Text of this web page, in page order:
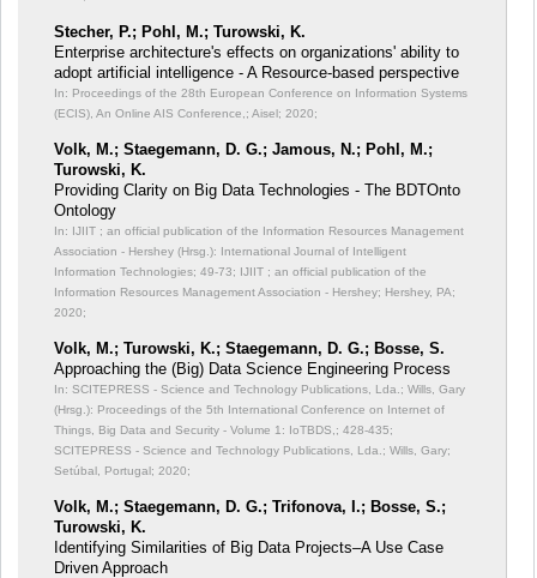
Stecher, P.; Pohl, M.; Turowski, K.
Enterprise architecture's effects on organizations' ability to
adopt artificial intelligence - A Resource-based perspective
In: Proceedings of the 28th European Conference on Information Systems
(ECIS), An Online AIS Conference,; Aisel; 2020;
Volk, M.; Staegemann, D. G.; Jamous, N.; Pohl, M.;
Turowski, K.
Providing Clarity on Big Data Technologies - The BDTOnto
Ontology
In: IJIIT ; an official publication of the Information Resources Management
Association - Hershey (Hrsg.): International Journal of Intelligent
Information Technologies; 49-73; IJIIT ; an official publication of the
Information Resources Management Association - Hershey; Hershey, PA;
2020;
Volk, M.; Turowski, K.; Staegemann, D. G.; Bosse, S.
Approaching the (Big) Data Science Engineering Process
In: SCITEPRESS - Science and Technology Publications, Lda.; Wills, Gary
(Hrsg.): Proceedings of the 5th International Conference on Internet of
Things, Big Data and Security - Volume 1: IoTBDS,; 428-435;
SCITEPRESS - Science and Technology Publications, Lda.; Wills, Gary;
Setúbal, Portugal; 2020;
Volk, M.; Staegemann, D. G.; Trifonova, I.; Bosse, S.;
Turowski, K.
Identifying Similarities of Big Data Projects–A Use Case
Driven Approach